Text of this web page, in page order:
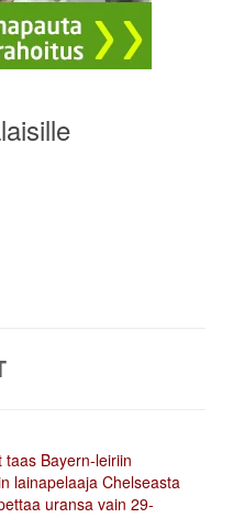
Bayern-leiriin
lainapelaaja Chelseasta
uransa vain 29-